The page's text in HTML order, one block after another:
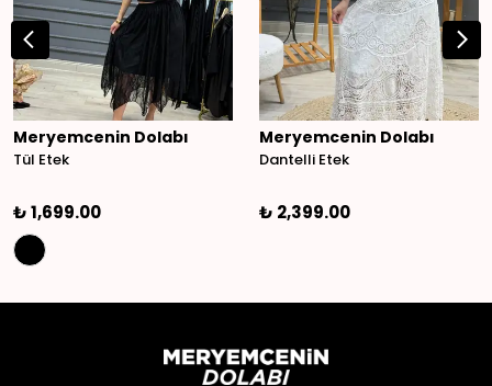
Meryemcenin Dolabı
Tül Etek
₺ 1,699.00
Meryemcenin Dolabı
Dantelli Etek
₺ 2,399.00